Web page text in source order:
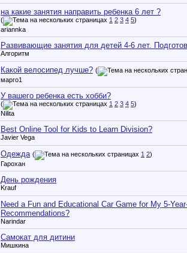
на какие занятия направить ребенка 6 лет ?
( 1 2 3 4 5)
ariannka
Развивающие занятия для детей 4-6 лет.
Алгоритм
Какой велосипед лучше? (
марго1
У вашего ребенка есть хобби?
( 1 2 3 4 5)
Nilita
Best Online Tool for Kids to Learn Division?
Javier Vega
Одежда ( 1 2)
Гарохан
День рождения
Krauf
Need a Fun and Educational Car Game for My 5-
Recommendations?
Narindar
Самокат для дитини
Мишкина